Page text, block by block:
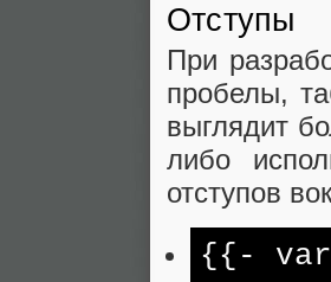
Отступы
При
пробелы,
выглядит
либо
отступов
{{-